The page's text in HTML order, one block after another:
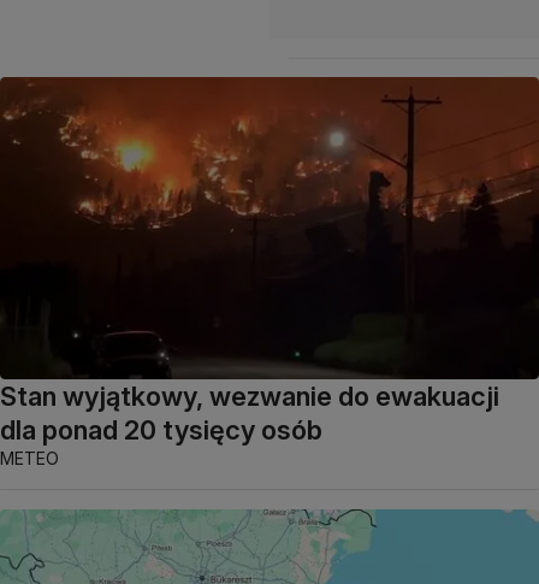
Stan wyjątkowy, wezwanie do ewakuacji
dla ponad 20 tysięcy osób
METEO